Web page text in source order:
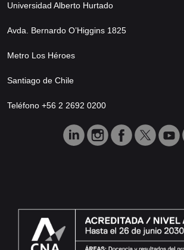
Universidad Alberto Hurtado
Avda. Bernardo O’Higgins 1825
Metro Los Héroes
Santiago de Chile
Teléfono +56 2 2692 0200